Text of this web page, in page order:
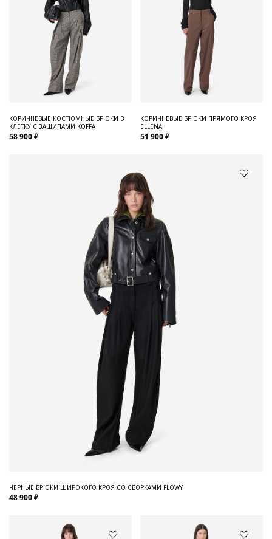
КОРИЧНЕВЫЕ КОСТЮМНЫЕ БРЮКИ В
КЛЕТКУ С ЗАЩИПАМИ KOFFA
58 900 ₽
КОРИЧНЕВЫЕ БРЮКИ ПРЯМОГО КРОЯ
ELLENA
51 900 ₽
ЧЕРНЫЕ БРЮКИ ШИРОКОГО КРОЯ СО СБОРКАМИ FLOWY
48 900 ₽